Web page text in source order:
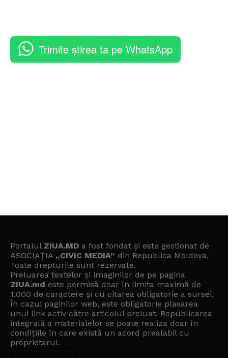
Trimite știrea ta pe WhatsApp
Portalul ZIUA.MD a fost fondat și este gestionat de
ASOCIAȚIA „CIVIC MEDIA” din Republica Moldova.
Toate drepturile sunt rezervate.
Preluarea textelor și imaginilor de pe pagina
ZIUA.md este permisă doar în limita maximă de
1.000 de caractere și cu citarea obligatorie a sursei.
În cazul paginilor web, este obligatorie plasarea
unui link activ către articolul preluat. Republicarea
integrală a materialelor se poate realiza doar în
condițiile în care există un acord prealabil cu
proprietarul.